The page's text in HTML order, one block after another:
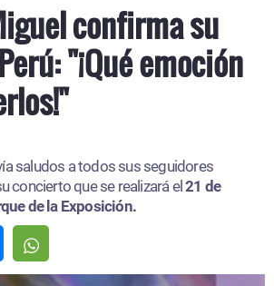
confirma su
"¡Qué emoción
saludos a todos sus seguidores
concierto que se realizará el21 de
de la Exposición.